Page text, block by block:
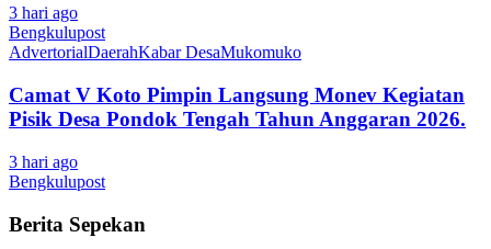
3 hari ago
Bengkulupost
AdvertorialDaerahKabar DesaMukomuko
Camat V Koto Pimpin Langsung Monev Kegiatan
Pisik Desa Pondok Tengah Tahun Anggaran 2026.
3 hari ago
Bengkulupost
Berita Sepekan